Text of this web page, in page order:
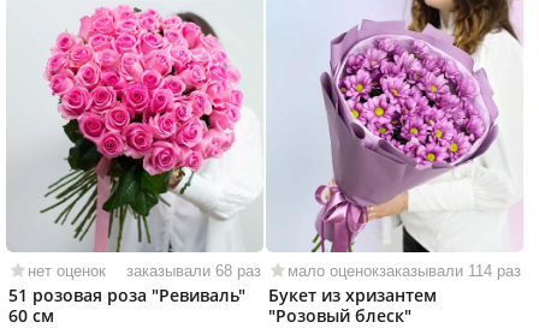
нет оценок заказывали 68 раз
51 розовая роза "Ревиваль"
60 см
мало оценокзаказывали 114 раз
Букет из хризантем
"Розовый блеск"